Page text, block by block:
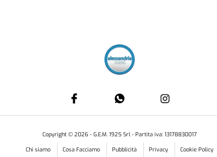
Copyright © 2026 - G.E.M. 1925 Srl - Partita iva: 13178830017
Chi siamo
Cosa Facciamo Pubblicità Privacy Cookie Policy